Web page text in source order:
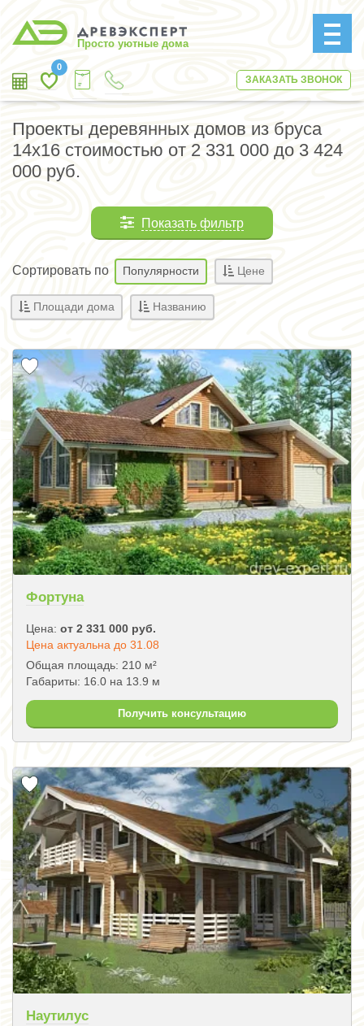
Просто уютные дома
0
ЗАКАЗАТЬ ЗВОНОК
Проекты деревянных домов из бруса
14х16 стоимостью от 2 331 000 до 3 424
000 руб.
Показать фильтр
Сортировать по Популярности Цене
Площади дома Названию
Фортуна
Цена: от 2 331 000 руб.
Цена актуальна до 31.08
Общая площадь: 210 м²
Габариты: 16.0 на 13.9 м
Получить консультацию
Наутилус